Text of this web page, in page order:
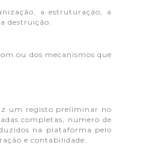
a estruturação, a
destruição.
ou dos mecanismos que
um registo preliminar no
completas, numero de
na plataforma pelo
e contabilidade.